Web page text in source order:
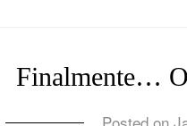
Finalmente…